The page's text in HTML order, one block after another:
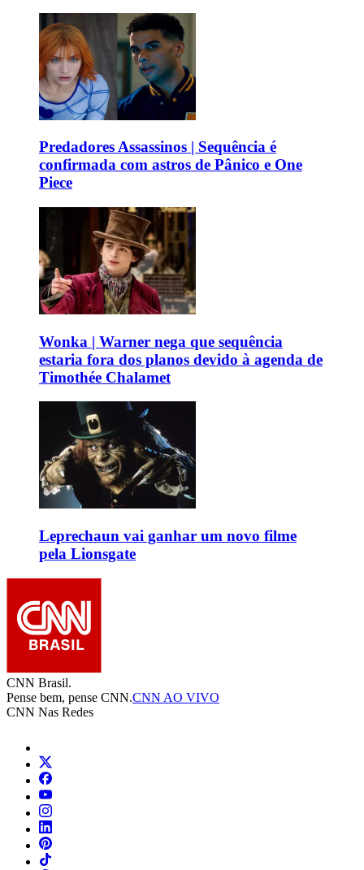
Predadores Assassinos | Sequência é
confirmada com astros de Pânico e One
Piece
Wonka | Warner nega que sequência
estaria fora dos planos devido à agenda de
Timothée Chalamet
Leprechaun vai ganhar um novo filme
pela Lionsgate
CNN Brasil.
Pense bem, pense CNN.CNN AO VIVO
CNN Nas Redes